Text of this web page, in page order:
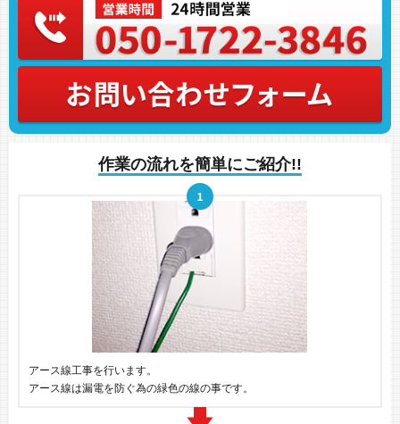
作業の流れを簡単にご紹介!!
アース線工事を行います。
アース線は漏電を防ぐ為の緑色の線の事です。